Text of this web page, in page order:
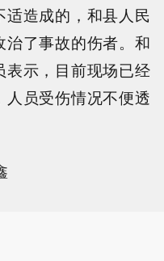
造成的，和县人民
了事故的伤者。和
示，目前现场已经
员受伤情况不便透